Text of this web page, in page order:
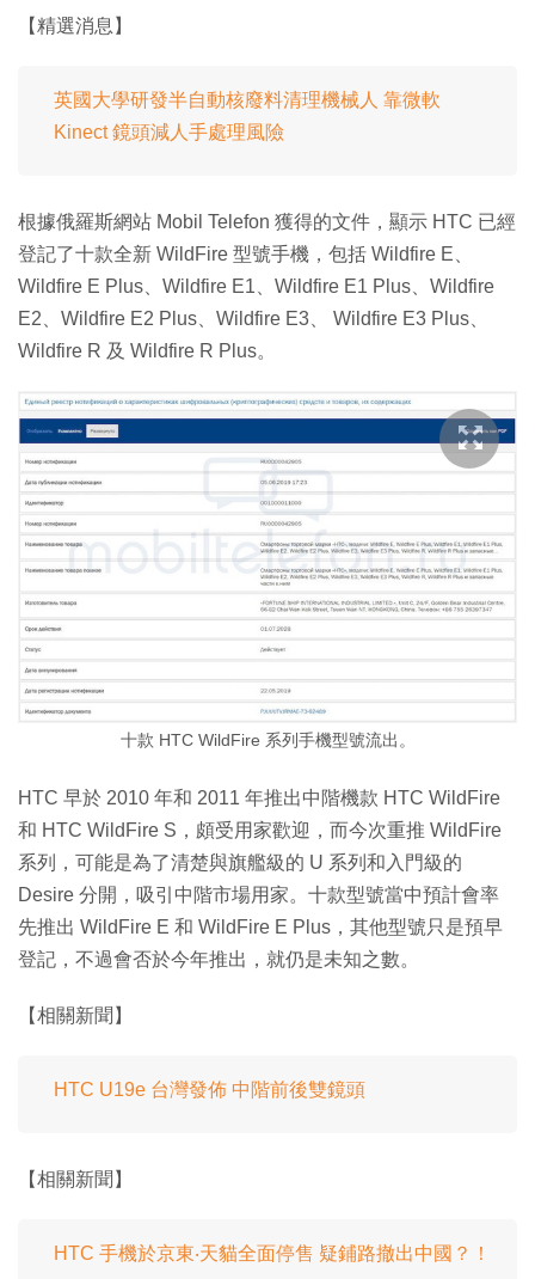
【精選消息】
英國大學研發半自動核廢料清理機械人 靠微軟
Kinect 鏡頭減人手處理風險
根據俄羅斯網站 Mobil Telefon 獲得的文件，顯示 HTC 已經
登記了十款全新 WildFire 型號手機，包括 Wildfire E、
Wildfire E Plus、Wildfire E1、Wildfire E1 Plus、Wildfire
E2、Wildfire E2 Plus、Wildfire E3、 Wildfire E3 Plus、
Wildfire R 及 Wildfire R Plus。
十款 HTC WildFire 系列手機型號流出。
HTC 早於 2010 年和 2011 年推出中階機款 HTC WildFire
和 HTC WildFire S，頗受用家歡迎，而今次重推 WildFire
系列，可能是為了清楚與旗艦級的 U 系列和入門級的
Desire 分開，吸引中階市場用家。十款型號當中預計會率
先推出 WildFire E 和 WildFire E Plus，其他型號只是預早
登記，不過會否於今年推出，就仍是未知之數。
【相關新聞】
HTC U19e 台灣發佈 中階前後雙鏡頭
【相關新聞】
HTC 手機於京東‧天貓全面停售 疑鋪路撤出中國？！